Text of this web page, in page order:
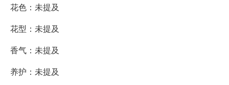
花色：未提及
花型：未提及
香气：未提及
养护：未提及